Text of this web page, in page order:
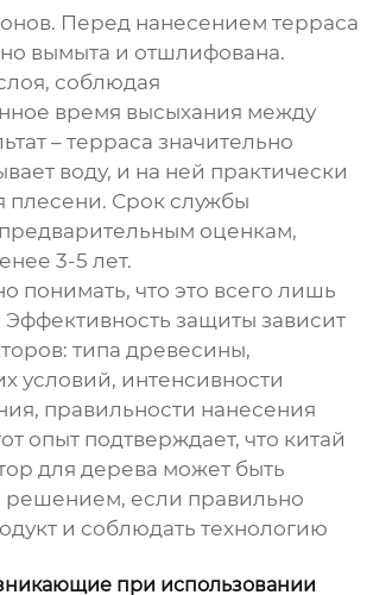
Перед нанесением терраса
вымыта и отшлифована.
соблюдая
время высыхания между
– терраса значительно
воду, и на ней практически
плесени. Срок службы
оценкам,
3-5 лет.
понимать, что это всего лишь
защиты зависит
типа древесины,
условий, интенсивности
правильности нанесения
опыт подтверждает, что китай
для дерева может быть
если правильно
и соблюдать технологию
при использовании